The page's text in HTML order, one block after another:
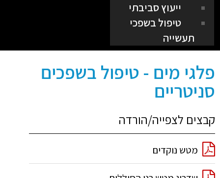
ייעוץ סביבתי
טיפול בשפכי
תעשייה
פלגי מים - טיפול בשפכים
סניטריים
קבצים לצפייה/הורדה
מטש נוקדים